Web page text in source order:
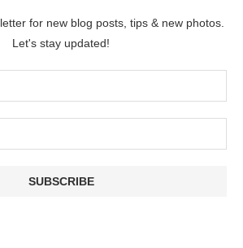
for new blog posts, tips & new photos.
Let's stay updated!